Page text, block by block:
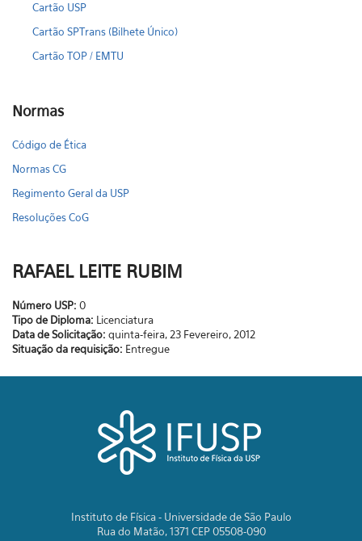
Cartão USP
Cartão SPTrans (Bilhete Único)
Cartão TOP / EMTU
Normas
Código de Ética
Normas CG
Regimento Geral da USP
Resoluções CoG
RAFAEL LEITE RUBIM
Número USP: 0
Tipo de Diploma: Licenciatura
Data de Solicitação: quinta-feira, 23 Fevereiro, 2012
Situação da requisição: Entregue
Instituto de Física - Universidade de São Paulo
Rua do Matão, 1371 CEP 05508-090